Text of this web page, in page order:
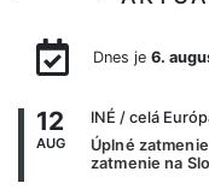
Dnes je 6.
12
AUG
INÉ / celá
Úplné
zatmenie na